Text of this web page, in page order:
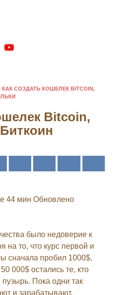
КАК СОЗДАТЬ КОШЕЛЕК BITCOIN,
Bitcoin,
44 мин Обновлено
было недоверие к
на то, что курс первой и
сначала пробил 1000$,
000$ остались те, кто
Пока одни так
и зарабатывают.